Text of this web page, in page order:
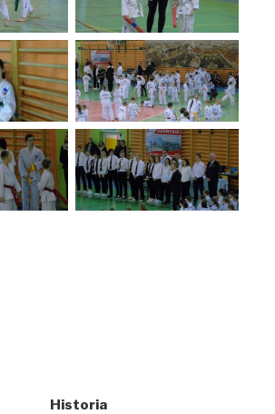
Historia